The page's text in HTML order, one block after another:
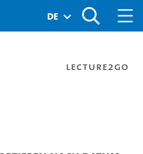
de
Lecture2Go